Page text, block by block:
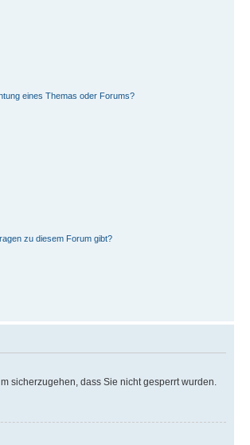
eines Themas oder Forums?
zu diesem Forum gibt?
sicherzugehen, dass Sie nicht gesperrt wurden.